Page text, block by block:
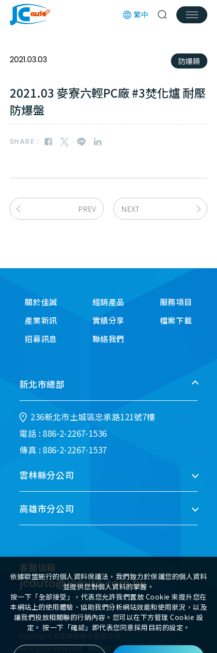
繁中
2021.03.03 防爆類
2021.03 麥寮六輕PC廠 #3焚化爐 耐壓
防爆盤
SHARE：
PREV NEXT
關於佳誠 經銷產品
服務項目
產業新訊
實績分享
檔案下載
招募訊息
聯絡我們
新北市總部
236新北市土城區忠承路121號7樓
電話 : 886-2-2267-1536
傳真 : 886-2-2267-1537
雲林縣分公司
高雄市分公司
客服信箱
jcauto@jcauto.com.tw
Copyright ©佳誠自動化有限公司
All Rights Reserved. Design -iBest
經銷產品
實績分享
檔案下載
jcauto@jcauto.com.tw
依據歐盟施行的個人資料保護法，我們致力於保護您的個人資料
並提供您對個人資料的掌握。
按一下「全部接受」，代表您允許我們置放 Cookie 來提升您在
本網站上的使用體驗、協助我們分析網站效能和使用狀況，以及
讓我們投放相關聯的行銷內容。您可以在下方管理 Cookie 設
定。 按一下「確認」即代表您同意採用目前的設定。